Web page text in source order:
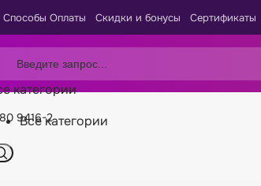
Способы Оплаты Скидки и бонусы Сертификаты
категории
Все категории
9416-2